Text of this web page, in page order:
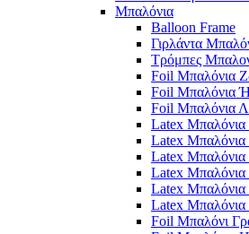
Μπαλόνια
Balloon Frame
Γιρλάντα
Τρόμπες
Foil Μπαλόνια
Foil Μπαλόνια
Foil Μπαλόνια
Latex
Latex
Latex
Latex
Latex
Latex
Foil Μπαλόνι